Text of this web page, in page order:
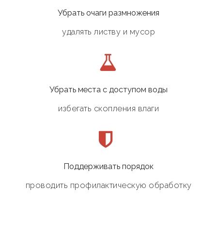
Убрать очаги размножения
удалять листву и мусор
Убрать места с доступом воды
избегать скопления влаги
Поддерживать порядок
проводить профилактическую обработку